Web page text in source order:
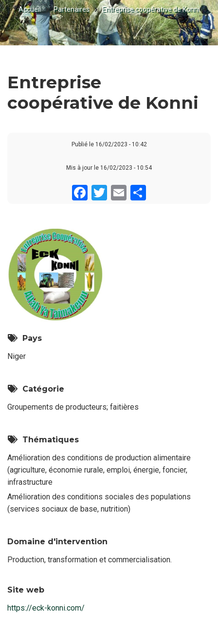
FIL
D'ARIANE
Accueil Partenaires Entreprise coopérative de Konni
Entreprise
coopérative de Konni
Publié le 16/02/2023 - 10:42
Mis à jour le 16/02/2023 - 10:54
Facebook
Twitter
Email
Pays
Niger
Catégorie
Groupements de producteurs; faitières
Thématiques
Amélioration des conditions de production alimentaire
(agriculture, économie rurale, emploi, énergie, foncier,
infrastructure
Amélioration des conditions sociales des populations
(services sociaux de base, nutrition)
Domaine d'intervention
Production, transformation et commercialisation.
Site web
https://eck-konni.com/